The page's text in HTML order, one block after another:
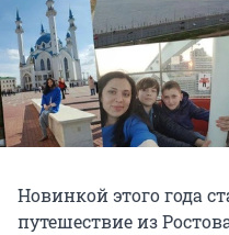
Новинкой этого года
путешествие из